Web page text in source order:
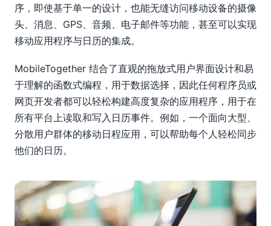
序，即使基于单一的设计，也能无缝访问移动设备的摄像
头、消息、GPS、音频、电子邮件等功能，甚至可以实现
移动应用程序与日历的集成。
MobileTogether 结合了直观的拖放式用户界面设计和易
于理解的函数式编程，用于数据选择，因此任何程序员或
网页开发者都可以轻松构建高度复杂的应用程序，用于在
所有平台上读取和写入日历事件。例如，一个面向大型、
分散用户群体的移动日程应用，可以帮助每个人轻松同步
他们的日历。